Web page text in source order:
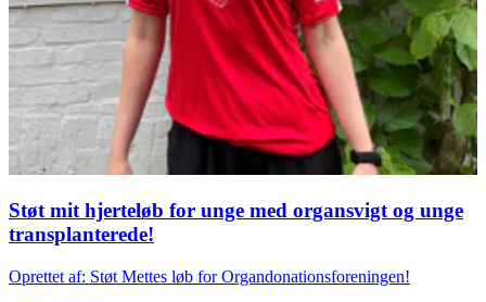
Støt mit hjerteløb for unge med organsvigt og unge
transplanterede!
Oprettet af: Støt Mettes løb for Organdonationsforeningen!